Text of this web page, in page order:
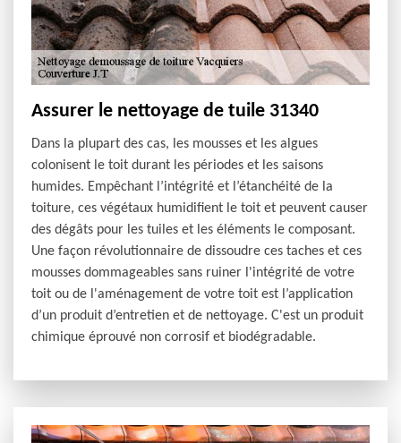
Assurer le nettoyage de tuile 31340
Dans la plupart des cas, les mousses et les algues
colonisent le toit durant les périodes et les saisons
humides. Empêchant l’intégrité et l’étanchéité de la
toiture, ces végétaux humidifient le toit et peuvent causer
des dégâts pour les tuiles et les éléments le composant.
Une façon révolutionnaire de dissoudre ces taches et ces
mousses dommageables sans ruiner l'intégrité de votre
toit ou de l'aménagement de votre toit est l’application
d’un produit d’entretien et de nettoyage. C'est un produit
chimique éprouvé non corrosif et biodégradable.